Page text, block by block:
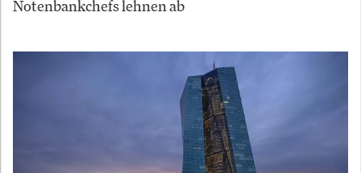
Notenbankchefs lehnen ab